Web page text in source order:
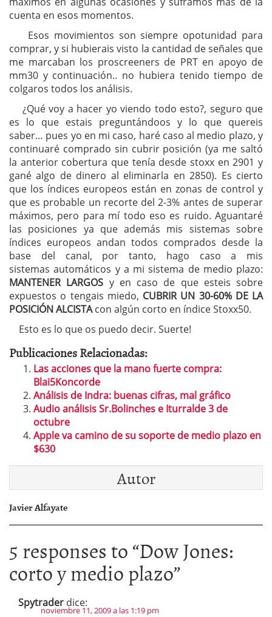
cuenta en esos momentos.
Esos movimientos son siempre opotunidad para
comprar, y si hubierais visto la cantidad de señales que
me marcaban los proscreeners de PRT en apoyo de
mm30 y continuación.. no hubiera tenido tiempo de
colgaros todos los análisis.
¿Qué voy a hacer yo viendo todo esto?, seguro que
es lo que estais preguntándoos y lo que quereis
saber… pues yo en mi caso, haré caso al medio plazo, y
continuaré comprado sin cubrir posición (ya me saltó
la anterior cobertura que tenía desde stoxx en 2901 y
gané algo de dinero al eliminarla en 2850). Es cierto
que los índices europeos están en zonas de control y
que es probable un recorte del 2-3% antes de superar
máximos, pero para mí todo eso es ruido. Aguantaré
las posiciones ya que además mis sistemas sobre
índices europeos andan todos comprados desde la
base del canal, por tanto, hago caso a mis
sistemas automáticos y a mi sistema de medio plazo:
MANTENER LARGOS y en caso de que esteis sobre
expuestos o tengais miedo, CUBRIR UN 30-60% DE LA
POSICIÓN ALCISTAcon algún corto en índice Stoxx50.
Esto es lo que os puedo decir. Suerte!
Publicaciones Relacionadas:
Las acciones que la mano fuerte compra:
Blai5Koncorde
Análisis de Indra: buenas cifras, mal gráfico
Audio análisis Sr.Bolinches e Iturralde 3 de
octubre
Apple va camino de su soporte de medio plazo en
$630
Autor
Javier Alfayate
5 responses to “Dow Jones:
corto y medio plazo”
Spytrader dice:
noviembre 11, 2009 a las 1:19 pm